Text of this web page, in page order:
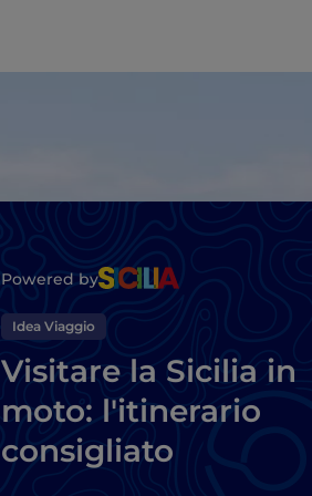
Powered by
Idea Viaggio
Visitare la Sicilia in
moto: l'itinerario
consigliato